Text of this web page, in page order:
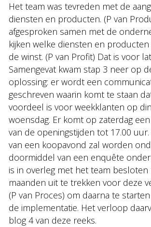
Het team was tevreden met de
diensten en producten. (P van
afgesproken samen met de
kijken welke diensten en producten
de winst. (P van Profit) Dat is voor
Samengevat kwam stap 3 neer op
oplossing: er wordt een
geschreven waarin komt te staan
voordeel is voor weekklanten op
woensdag. Er komt op zaterdag
van de openingstijden tot 17.00
van een koopavond zal worden
doormiddel van een enquête
is in overleg met het team besloten
maanden uit te trekken voor deze
(P van Proces) om daarna te
de implementatie. Het verloop
blog 4 van deze reeks.